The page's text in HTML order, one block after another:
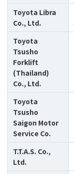
Toyota Libra
Co., Ltd.
Toyota
Tsusho
Forklift
(Thailand)
Co., Ltd.
Toyota
Tsusho
Saigon Motor
Service Co.
T.T.A.S. Co.,
Ltd.